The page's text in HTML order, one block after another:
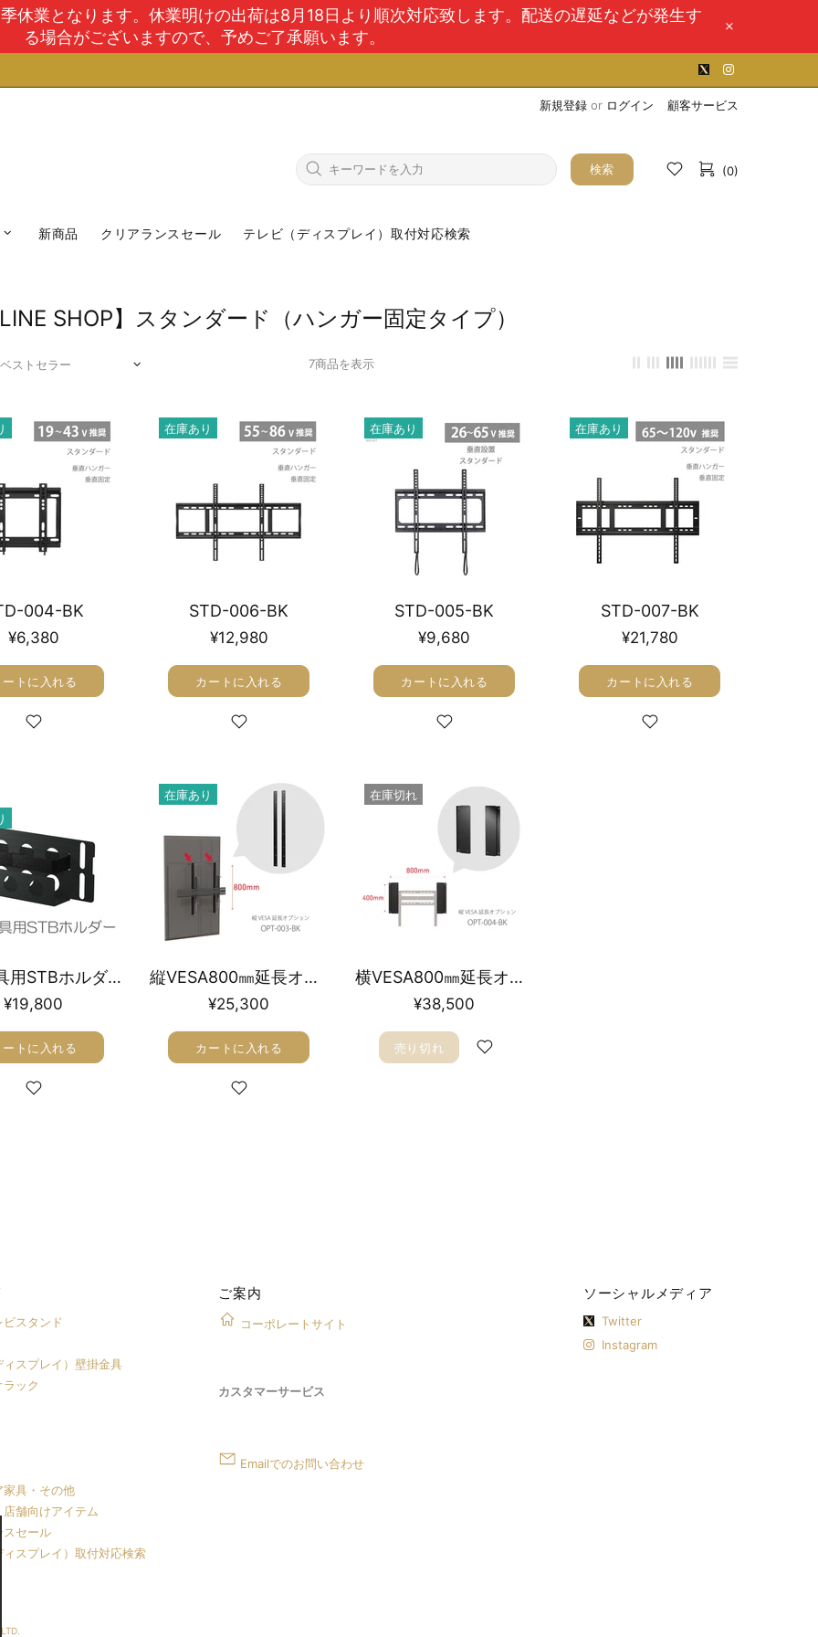
業となります。休業明けの出荷は8月18日より順次対応致します。配送の遅延などが発生す
る場合がございますので、予めご了承願います。
新規登録 or ログイン 顧客サービス
検索 (0)
新商品 クリアランスセール テレビ（ディスプレイ）取付対応検索
SHOP】スタンダード（ハンガー固定タイプ）
7商品を表示
004-BK
¥6,380
ートに入れる
在庫あり
STD-006-BK
¥12,980
カートに入れる
在庫あり
STD-005-BK
¥9,680
カートに入れる
在庫あり
STD-007-BK
¥21,780
カートに入れる
壁掛金具用STBホルダー
¥19,800
ートに入れる
在庫あり
縦VESA800㎜延長オプション金具 OPT-003-BK
¥25,300
カートに入れる
在庫切れ
横VESA800㎜延長オプション金具 OPT-004-BK
¥38,500
売り切れ
スタンド
ィスプレイ）壁掛金具
ック
家具・その他
舗向けアイテム
スセール
ィスプレイ）取付対応検索
ご案内
コーポレートサイト
カスタマーサービス
Emailでのお問い合わせ
ソーシャルメディア
Twitter
Instagram